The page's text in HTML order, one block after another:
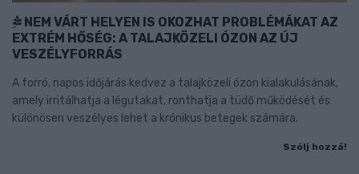
NEM VÁRT HELYEN IS OKOZHAT PROBLÉMÁKAT AZ
EXTRÉM HŐSÉG: A TALAJKÖZELI ÓZON AZ ÚJ
VESZÉLYFORRÁS
A forró, napos időjárás kedvez a talajközeli ózon kialakulásának,
amely irritálhatja a légutakat, ronthatja a tüdő működését és
különösen veszélyes lehet a krónikus betegek számára.
Szólj hozzá!